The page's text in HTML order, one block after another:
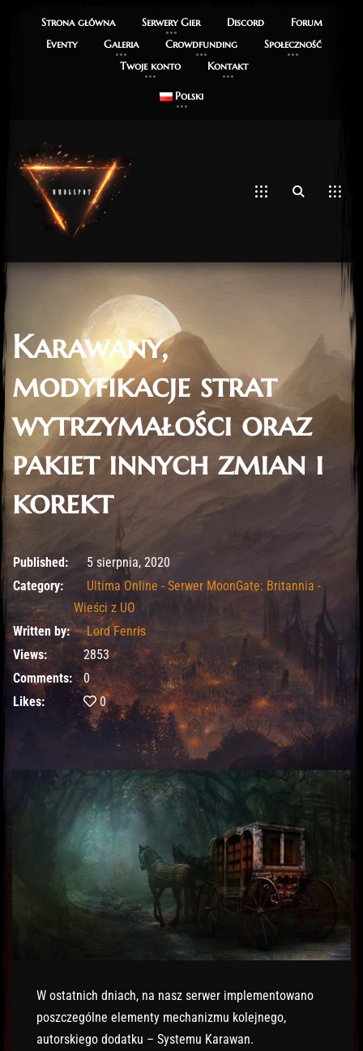
Strona główna Serwery Gier Discord
Forum
Eventy
Galeria Crowdfunding
Społeczność
Twoje konto
Kontakt
Polski
Karawany,
modyfikacje strat
wytrzymałości oraz
pakiet innych zmian i
korekt
5 sierpnia, 2020
Published:
5 sierpnia, 2020
Category:
Ultima Online - Serwer MoonGate: Britannia -
Wieści z UO
Written by:
Lord Fenris
Views:
2853
Comments:0
Likes:
0
W ostatnich dniach, na nasz serwer implementowano
poszczególne elementy mechanizmu kolejnego,
autorskiego dodatku – Systemu Karawan.